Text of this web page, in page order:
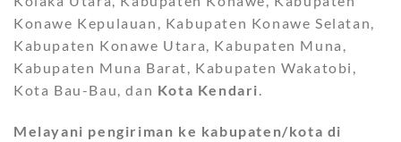
Konawe Kepulauan, Kabupaten Konawe Selatan,
Kabupaten Konawe Utara, Kabupaten Muna,
Kabupaten Muna Barat, Kabupaten Wakatobi,
Kota Bau-Bau, dan Kota Kendari
Melayani pengiriman ke kabupaten/kota di